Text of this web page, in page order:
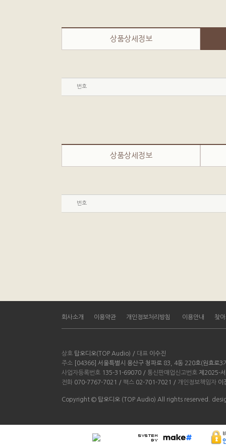
상품상세정보
번호
상품상세정보
번호
회사소개 이용약관 개인정보처리방침 이용안내 찾
상호 탑오디오(TOP Audio) / 대표 이수진
주소 [04366] 서울특별시 용산구 청파로 83, 4동 220호(원효로3
사업자등록번호 135-31-69070 / 통신판매업신고번호 제2025-
전화 070-7767-7021 / 팩스 02-701-7021 / 개인정보책임자 이
Copyright © 탑오디오 (TOP Audio) All rights reserved.